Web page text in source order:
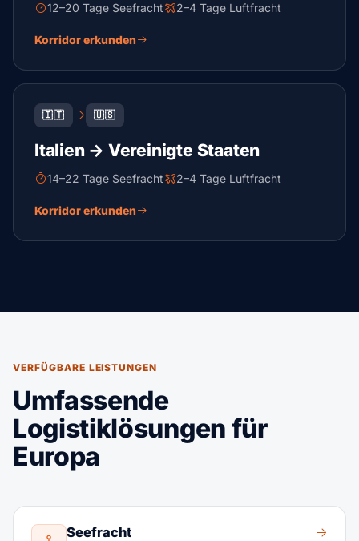
12–20 Tage Seefracht 2–4 Tage Luftfracht
Korridor erkunden
🇮🇹 🇺🇸
Italien → Vereinigte Staaten
14–22 Tage Seefracht 2–4 Tage Luftfracht
Korridor erkunden
VERFÜGBARE LEISTUNGEN
Umfassende
Logistiklösungen für
Europa
Seefracht